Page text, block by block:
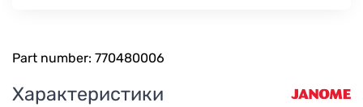
Part number: 770480006
Характеристики